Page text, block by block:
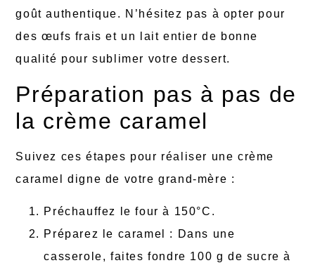
goût authentique. N’hésitez pas à opter pour
des œufs frais et un lait entier de bonne
qualité pour sublimer votre dessert.
Préparation pas à pas de
la crème caramel
Suivez ces étapes pour réaliser une crème
caramel digne de votre grand-mère :
Préchauffez le four à 150°C.
Préparez le caramel : Dans une
casserole, faites fondre 100 g de sucre à